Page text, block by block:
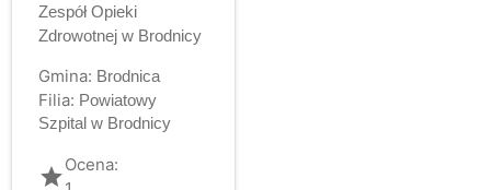
Zespół Opieki
Zdrowotnej w Brodnicy
Gmina: Brodnica
Filia: Powiatowy
Szpital w Brodnicy
gradeOcena: